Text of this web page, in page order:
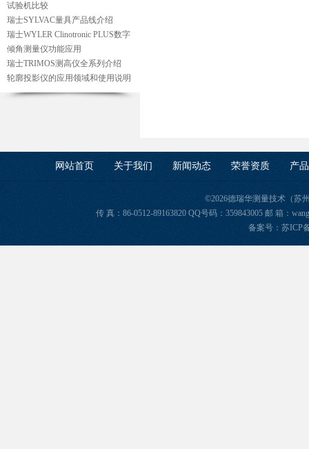
试验机比较
瑞士SYLVAC量具产品线介绍
瑞士WYLER Clinotronic PLUS数字
倾角测量仪功能应用
瑞士TRIMOS测高仪全系列介绍
轮廓投影仪的应用领域和使用说明
网站首页 关于我们 新闻动态 荣誉资质 产
©2026德瑞华测量技术（苏
传 真：86-0512-89163820 QQ号码：359843005 邮 箱：
备案号：苏ICP